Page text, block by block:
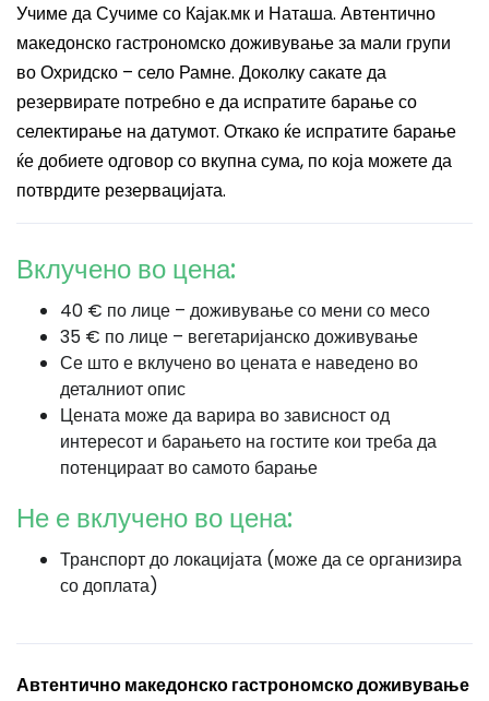
Учиме да Сучиме со Кајак.мк и Наташа. Автентично
македонско гастрономско доживување за мали групи
во Охридско – село Рамне. Доколку сакате да
резервирате потребно е да испратите барање со
селектирање на датумот. Откако ќе испратите барање
ќе добиете одговор со вкупна сума, по која можете да
потврдите резервацијата.
Вклучено во цена:
40 € по лице – доживување со мени со месо
35 € по лице – вегетаријанско доживување
Се што е вклучено во цената е наведено во
деталниот опис
Цената може да варира во зависност од
интересот и барањето на гостите кои треба да
потенцираат во самото барање
Не е вклучено во цена:
Транспорт до локацијата (може да се организира
со доплата)
Автентично македонско гастрономско доживување